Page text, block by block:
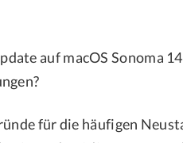
auf macOS Sonoma
für die häufigen